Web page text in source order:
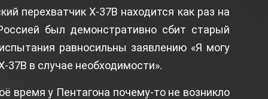
перехватчик X-37B находится как раз на
был демонстративно сбит старый
равносильны заявлению «Я могу
37B в случае необходимости».
время у Пентагона почему-то не возникло